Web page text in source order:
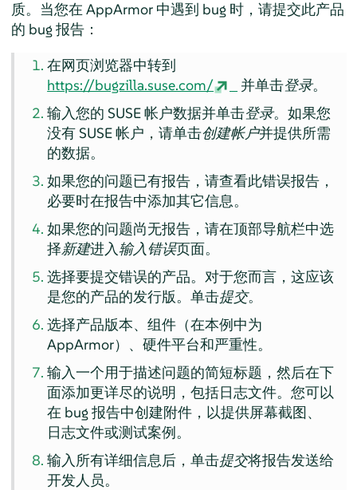
质。当您在 AppArmor中遇到 bug 时，请提交此产品
的 bug 报告：
在网页浏览器中转到
https://bugzilla.suse.com/
并单击登录。
输入您的 SUSE 帐户数据并单击登录。如果您
没有 SUSE 帐户，请单击创建帐户并提供所需
的数据。
如果您的问题已有报告，请查看此错误报告，
必要时在报告中添加其它信息。
如果您的问题尚无报告，请在顶部导航栏中选
择新建进入 输入错误页面。
选择要提交错误的产品。对于您而言，这应该
是您的产品的发行版。单击提交。
选择产品版本、组件（在本例中为
AppArmor）、硬件平台和严重性。
输入一个用于描述问题的简短标题，然后在下
面添加更详尽的说明，包括日志文件。您可以
在 bug 报告中创建附件，以提供屏幕截图、
日志文件或测试案例。
输入所有详细信息后，单击提交将报告发送给
开发人员。